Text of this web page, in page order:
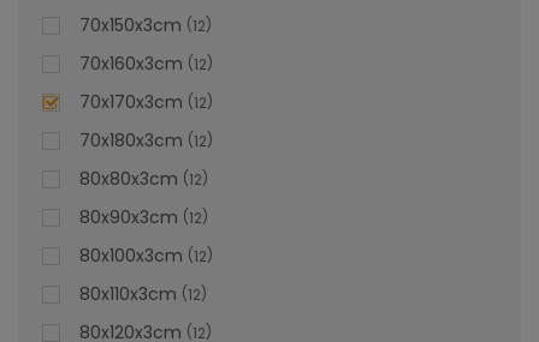
70x150x3cm 12
70x160x3cm 12
70x170x3cm 12
70x180x3cm 12
80x80x3cm 12
80x90x3cm 12
80x100x3cm 12
80x110x3cm 12
80x120x3cm 12